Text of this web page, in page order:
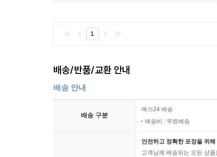
1
배송/반품/교환 안내
배송 안내
배송 구분
예스24 배송
배송비 : 무료배송
안전하고 정확한 포장을 위
고객님께 배송되는 모든 상